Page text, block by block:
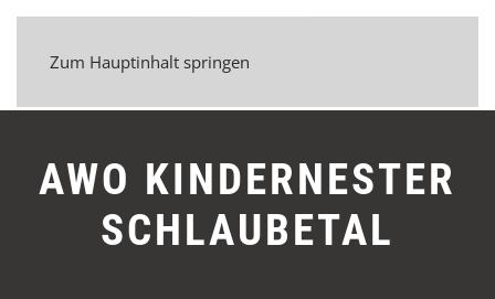
Zum Hauptinhalt springen
AWO KINDERNESTER
SCHLAUBETAL